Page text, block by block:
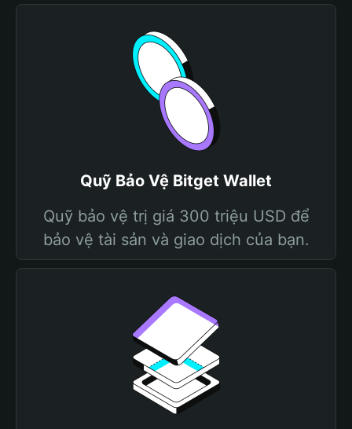
Quỹ Bảo Vệ Bitget Wallet
Quỹ bảo vệ trị giá 300 triệu USD để
bảo vệ tài sản và giao dịch của bạn.